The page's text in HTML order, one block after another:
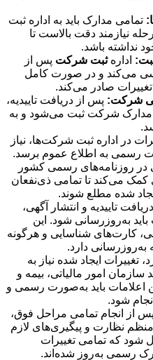
تمامی مدارک باید به اداره ثبت
نیازمند دقت بالاست تا
نداشته باشد.
ادارهثبت شرکت‌ پس از
می‌کند و در صورت کامل
تغییرات صادر می‌کند.
شرکت: پس از دریافت تاییدیه،
شرکت ثبت می‌شود و به
در اداره ثبت شرکت‌ها، نیاز
رسمی به اطلاع عموم برسد.
در روزنامه‌های رسمی کشور
می‌کند تا تمامی ذی‌نفعان
شده مطلع شوند.
تاییدیه و انتشار آگهی،
به‌روزرسانی شود. این
کارت‌های شناسایی و هرگونه
دارد.
تغییرات ایجاد شده نیاز به
سازمان امور مالیاتی، بیمه و
اعلامات باید به‌صورت رسمی و
شود.
پس از انجام تمامی مراحل فوق،
نظارت و پیگیری‌های لازم
شود که تمامی تغییرات
رسمی به‌روز شده‌اند.